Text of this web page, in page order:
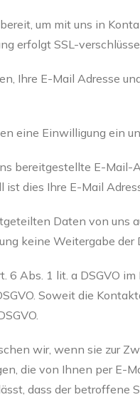
um mit uns in
erfolgt SSL-
Ihre E-Mail Adresse
eine Einwilligung ein
bereitgestellte E-
ist dies Ihre E-Mail
Daten von uns
keine Weitergabe der
Abs. 1 lit. a DSGVO
Soweit die
wir, wenn sie zur
die von Ihnen per
dass der betroffene